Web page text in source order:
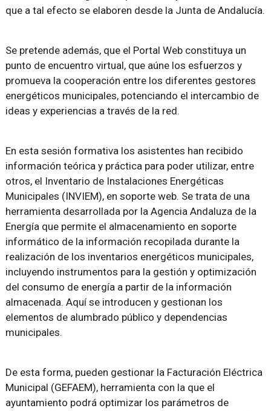
que a tal efecto se elaboren desde la Junta de Andalucía.
Se pretende además, que el Portal Web constituya un
punto de encuentro virtual, que aúne los esfuerzos y
promueva la cooperación entre los diferentes gestores
energéticos municipales, potenciando el intercambio de
ideas y experiencias a través de la red.
En esta sesión formativa los asistentes han recibido
información teórica y práctica para poder utilizar, entre
otros, el Inventario de Instalaciones Energéticas
Municipales (INVIEM), en soporte web. Se trata de una
herramienta desarrollada por la Agencia Andaluza de la
Energía que permite el almacenamiento en soporte
informático de la información recopilada durante la
realización de los inventarios energéticos municipales,
incluyendo instrumentos para la gestión y optimización
del consumo de energía a partir de la información
almacenada. Aquí se introducen y gestionan los
elementos de alumbrado público y dependencias
municipales.
De esta forma, pueden gestionar la Facturación Eléctrica
Municipal (GEFAEM), herramienta con la que el
ayuntamiento podrá optimizar los parámetros de